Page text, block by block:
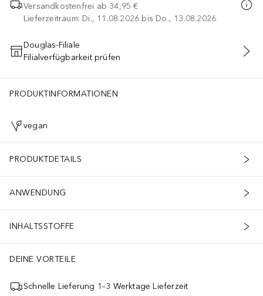
Versandkostenfrei ab 34,95 €
Lieferzeitraum: Di., 11.08.2026 bis Do., 13.08.2026
IN DEN WARENKORB
Douglas-Filiale
Filialverfügbarkeit prüfen
PRODUKTINFORMATIONEN
vegan
PRODUKTDETAILS
ANWENDUNG
INHALTSSTOFFE
DEINE VORTEILE
Schnelle Lieferung 1–3 Werktage Lieferzeit